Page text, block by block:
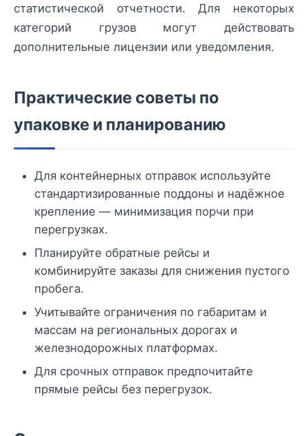
статистической отчетности. Для некоторых
категорий грузов могут действовать
дополнительные лицензии или уведомления.
Практические советы по
упаковке и планированию
Для контейнерных отправок используйте
стандартизированные поддоны и надёжное
крепление — минимизация порчи при
перегрузках.
Планируйте обратные рейсы и
комбинируйте заказы для снижения пустого
пробега.
Учитывайте ограничения по габаритам и
массам на региональных дорогах и
железнодорожных платформах.
Для срочных отправок предпочитайте
прямые рейсы без перегрузок.